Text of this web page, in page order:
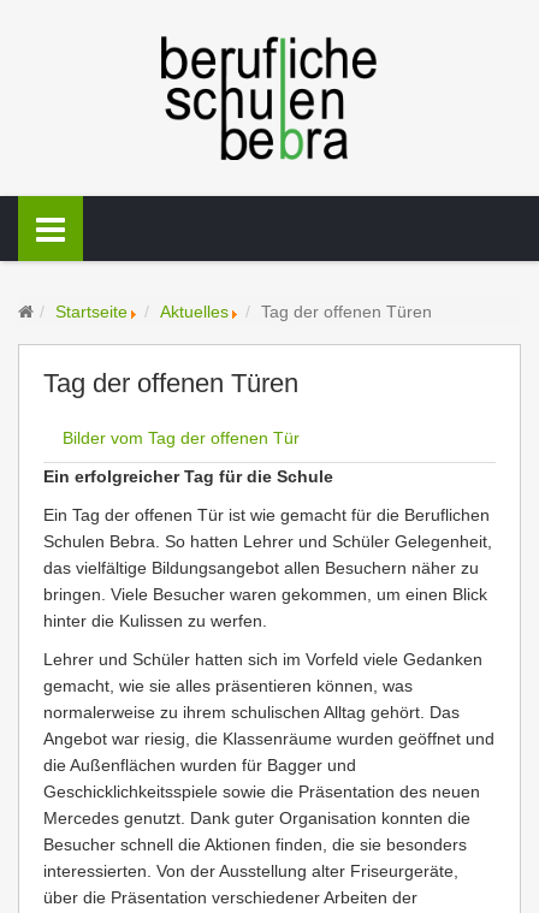
Startseite Aktuelles Tag der offenen Türen
Tag der offenen Türen
Bilder vom Tag der offenen Tür
Ein erfolgreicher Tag für die Schule
Ein Tag der offenen Tür ist wie gemacht für die Beruflichen
Schulen Bebra. So hatten Lehrer und Schüler Gelegenheit,
das vielfältige Bildungsangebot allen Besuchern näher zu
bringen. Viele Besucher waren gekommen, um einen Blick
hinter die Kulissen zu werfen.
Lehrer und Schüler hatten sich im Vorfeld viele Gedanken
gemacht, wie sie alles präsentieren können, was
normalerweise zu ihrem schulischen Alltag gehört. Das
Angebot war riesig, die Klassenräume wurden geöffnet und
die Außenflächen wurden für Bagger und
Geschicklichkeitsspiele sowie die Präsentation des neuen
Mercedes genutzt. Dank guter Organisation konnten die
Besucher schnell die Aktionen finden, die sie besonders
interessierten. Von der Ausstellung alter Friseurgeräte,
über die Präsentation verschiedener Arbeiten der